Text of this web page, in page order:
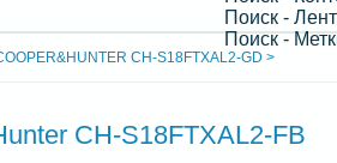
Поиск -
Поиск -
CH-S18FTXAL2-GD >
CH-S18FTXAL2-FB